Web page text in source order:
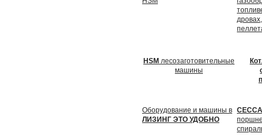
HSM лесозаготовительные
машины
Оборудование и машины в
ЛИЗИНГ ЭТО УДОБНО